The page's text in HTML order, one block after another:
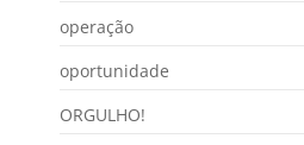
operação
oportunidade
ORGULHO!